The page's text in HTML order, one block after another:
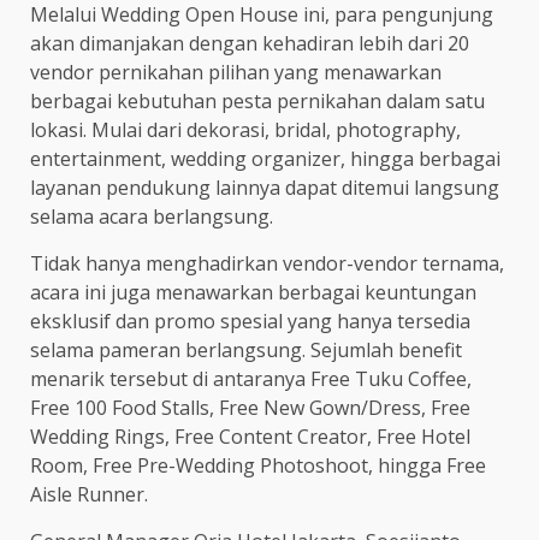
Melalui Wedding Open House ini, para pengunjung
akan dimanjakan dengan kehadiran lebih dari 20
vendor pernikahan pilihan yang menawarkan
berbagai kebutuhan pesta pernikahan dalam satu
lokasi. Mulai dari dekorasi, bridal, photography,
entertainment, wedding organizer, hingga berbagai
layanan pendukung lainnya dapat ditemui langsung
selama acara berlangsung.
Tidak hanya menghadirkan vendor-vendor ternama,
acara ini juga menawarkan berbagai keuntungan
eksklusif dan promo spesial yang hanya tersedia
selama pameran berlangsung. Sejumlah benefit
menarik tersebut di antaranya Free Tuku Coffee,
Free 100 Food Stalls, Free New Gown/Dress, Free
Wedding Rings, Free Content Creator, Free Hotel
Room, Free Pre-Wedding Photoshoot, hingga Free
Aisle Runner.